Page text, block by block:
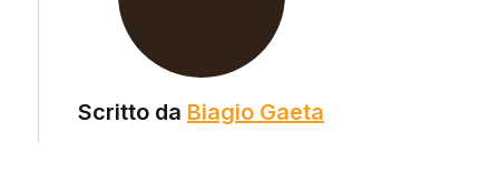
Scritto da Biagio Gaeta